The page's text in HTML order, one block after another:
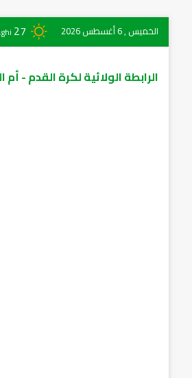
الخميس , 6 أغسطس 2026 27
الرابطة الولائية لكرة القدم - أم